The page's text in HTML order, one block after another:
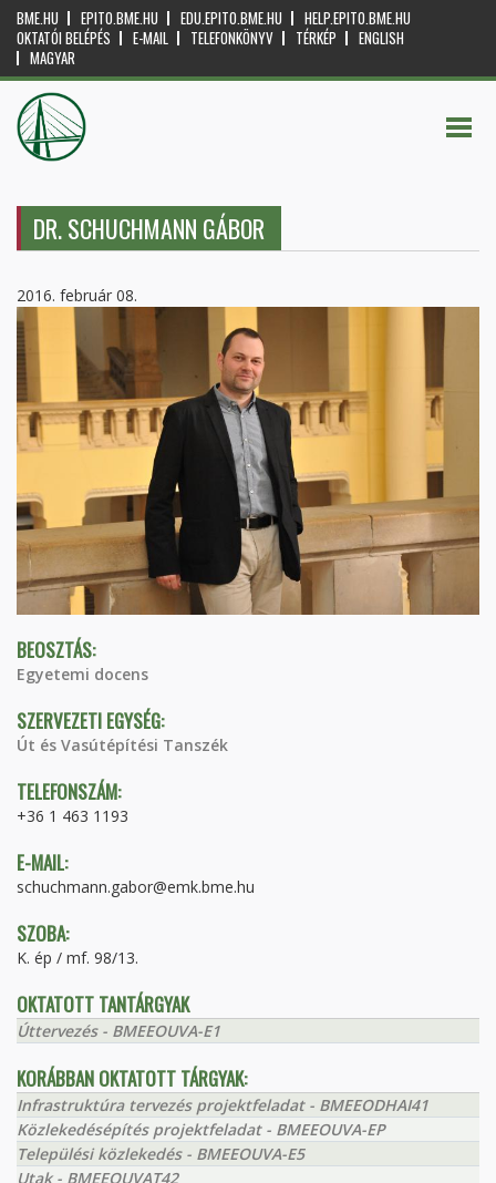
BME.HU EPITO.BME.HU EDU.EPITO.BME.HU
HELP.EPITO.BME.HU
OKTATÓI BELÉPÉS
E-MAIL TELEFONKÖNYV TÉRKÉP
ENGLISH
MAGYAR
DR. SCHUCHMANN GÁBOR
2016. február 08.
BEOSZTÁS:
Egyetemi docens
SZERVEZETI EGYSÉG:
Út és Vasútépítési Tanszék
TELEFONSZÁM:
+36 1 463 1193
E-MAIL:
schuchmann.gabor@emk.bme.hu
SZOBA:
K. ép / mf. 98/13.
OKTATOTT TANTÁRGYAK
Úttervezés - BMEEOUVA-E1
KORÁBBAN OKTATOTT TÁRGYAK:
Infrastruktúra tervezés projektfeladat - BMEEODHAI41
Közlekedésépítés projektfeladat - BMEEOUVA-EP
Települési közlekedés - BMEEOUVA-E5
Utak - BMEEOUVAT42